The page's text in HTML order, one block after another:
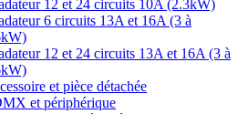
12 et 24 circuits 10A (2.3kW)
6 circuits 13A et 16A (3 à
12 et 24 circuits 13A et 16A (3 à
et pièce détachée
et périphérique